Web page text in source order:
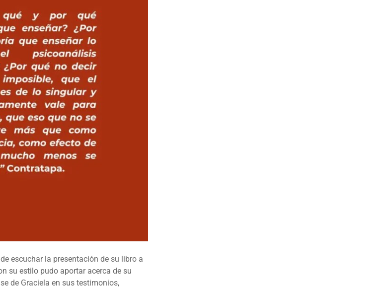
escuchar la presentación de su libro a
su estilo pudo aportar acerca de su
de Graciela en sus testimonios,